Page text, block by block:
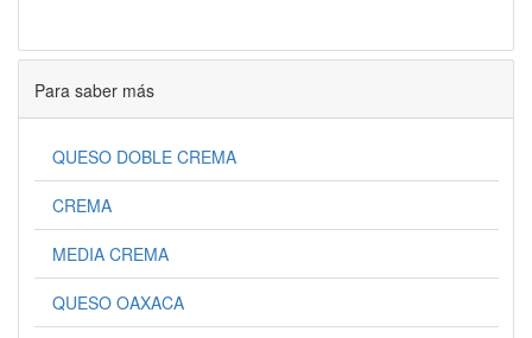
Para saber más
QUESO DOBLE CREMA
CREMA
MEDIA CREMA
QUESO OAXACA